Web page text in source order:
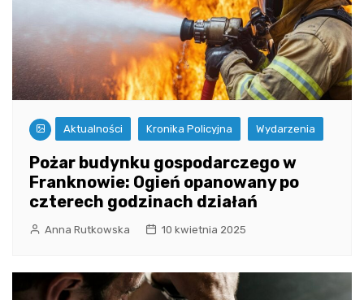
Aktualności Kronika Policyjna Wydarzenia
Pożar budynku gospodarczego w
Franknowie: Ogień opanowany po
czterech godzinach działań
Anna Rutkowska 10 kwietnia 2025